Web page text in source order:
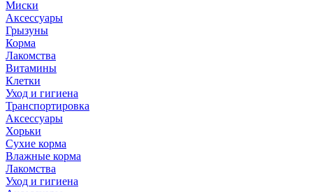
Миски
Аксессуары
Грызуны
Корма
Лакомства
Витамины
Клетки
Уход и гигиена
Транспортировка
Аксессуары
Хорьки
Сухие корма
Влажные корма
Лакомства
Уход и гигиена